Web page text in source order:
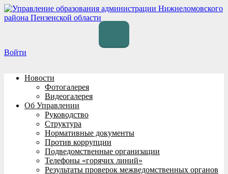
Перейти
к
Войти
Новости
Фотогалерея
Видеогалерея
Об Управлении
Руководство
Структура
Нормативные документы
Против коррупции
Подведомственные организации
Телефоны «горячих линий»
Результаты проверок межведомственных органов